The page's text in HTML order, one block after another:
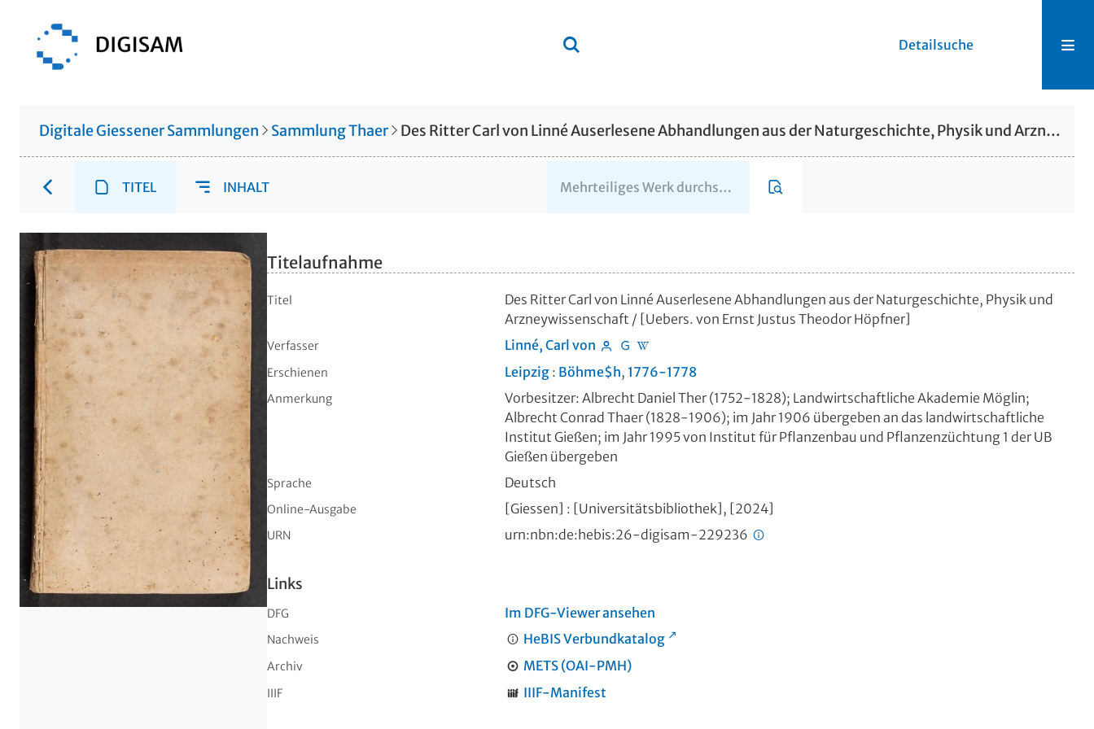
Detailsuche
Digitale Giessener Sammlungen Sammlung Thaer Des Ritter Carl von Linné Auserlesene Abhandlungen aus der Naturgeschichte, Physik und Arzneywissenschaft
TITEL INHALT
Titelaufnahme
Titel
Des Ritter Carl von Linné Auserlesene Abhandlungen aus der Naturgeschichte, Physik und
Arzneywissenschaft / [Uebers. von Ernst Justus Theodor Höpfner]
Verfasser Linné, Carl von
Erschienen Leipzig : Böhme$h, 1776-1778
Anmerkung
Vorbesitzer: Albrecht Daniel Ther (1752-1828); Landwirtschaftliche Akademie Möglin;
Albrecht Conrad Thaer (1828-1906); im Jahr 1906 übergeben an das landwirtschaftliche
Institut Gießen; im Jahr 1995 von Institut für Pflanzenbau und Pflanzenzüchtung 1 der UB
Gießen übergeben
Sprache Deutsch
Online-Ausgabe [Giessen] : [Universitätsbibliothek], [2024]
URN urn:nbn:de:hebis:26-digisam-229236
Links
DFG Im DFG-Viewer ansehen
Nachweis HeBIS Verbundkatalog
Archiv METS (OAI-PMH)
IIIF IIIF-Manifest